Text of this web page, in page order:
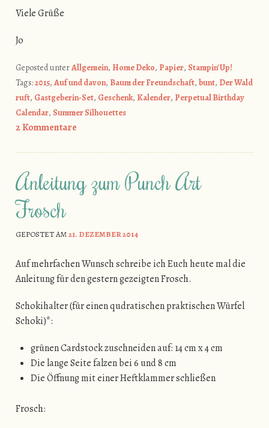
Viele Grüße
Jo
Geposted unterAllgemein, Home Deko, Papier, Stampin' Up!
Tags:2015, Auf und davon, Baum der Freundschaft, bunt, Der Wald
ruft, Gastgeberin-Set, Geschenk, Kalender, Perpetual Birthday
Calendar, Summer Silhouettes
2 Kommentare
Anleitung zum Punch Art
Frosch
GEPOSTET AM21. DEZEMBER 2014
Auf mehrfachen Wunsch schreibe ich Euch heute mal die
Anleitung für den gestern gezeigten Frosch.
Schokihalter (für einen qudratischen praktischen Würfel
Schoki)*:
grünen Cardstock zuschneiden auf: 14 cm x 4 cm
Die lange Seite falzen bei 6 und 8 cm
Die Öffnung mit einer Heftklammer schließen
Frosch: